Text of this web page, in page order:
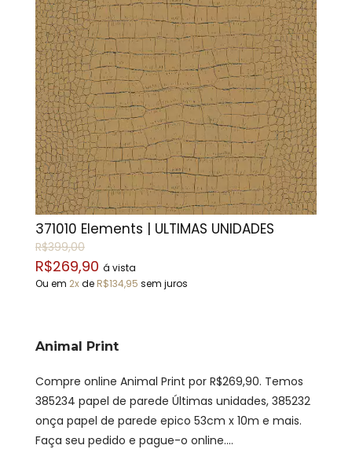
371010 Elements | ÚLTIMAS UNIDADES
R$399,00
R$269,90 á vista
Ou em 2xde R$134,95 sem juros
Animal Print
Compre online Animal Print por R$269,90. Temos
385234 papel de parede Últimas unidades, 385232
onça papel de parede epico 53cm x 10m e mais.
Faça seu pedido e pague-o online....